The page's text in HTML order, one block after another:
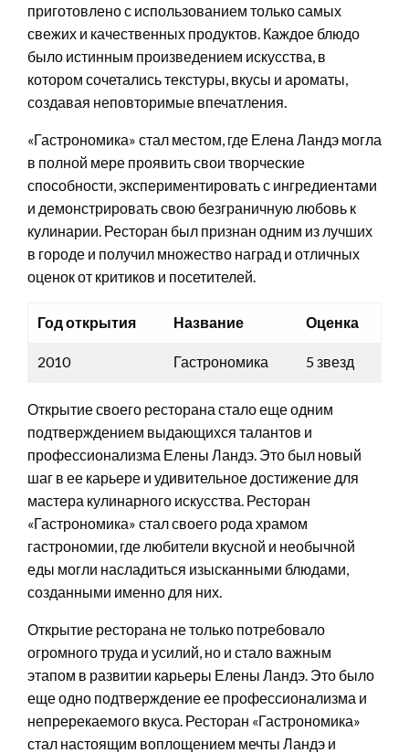
приготовлено с использованием только самых
свежих и качественных продуктов. Каждое блюдо
было истинным произведением искусства, в
котором сочетались текстуры, вкусы и ароматы,
создавая неповторимые впечатления.
«Гастрономика» стал местом, где Елена Ландэ могла
в полной мере проявить свои творческие
способности, экспериментировать с ингредиентами
и демонстрировать свою безграничную любовь к
кулинарии. Ресторан был признан одним из лучших
в городе и получил множество наград и отличных
оценок от критиков и посетителей.
Год открытия Название Оценка
2010 Гастрономика 5 звезд
Открытие своего ресторана стало еще одним
подтверждением выдающихся талантов и
профессионализма Елены Ландэ. Это был новый
шаг в ее карьере и удивительное достижение для
мастера кулинарного искусства. Ресторан
«Гастрономика» стал своего рода храмом
гастрономии, где любители вкусной и необычной
еды могли насладиться изысканными блюдами,
созданными именно для них.
Открытие ресторана не только потребовало
огромного труда и усилий, но и стало важным
этапом в развитии карьеры Елены Ландэ. Это было
еще одно подтверждение ее профессионализма и
непререкаемого вкуса. Ресторан «Гастрономика»
стал настоящим воплощением мечты Ландэ и